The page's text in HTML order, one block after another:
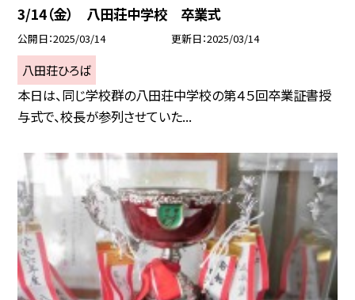
3/14（金） 八田荘中学校 卒業式
公開日 2025/03/14 更新日 2025/03/14
八田荘ひろば
本日は、同じ学校群の八田荘中学校の第４５回卒業証書授
与式で、校長が参列させていた...